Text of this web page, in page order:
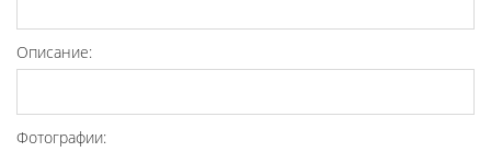
Описание:
Фотографии: